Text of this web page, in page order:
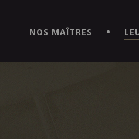
| CAVISTE VIRTUEL!
NOS MAÎTRES